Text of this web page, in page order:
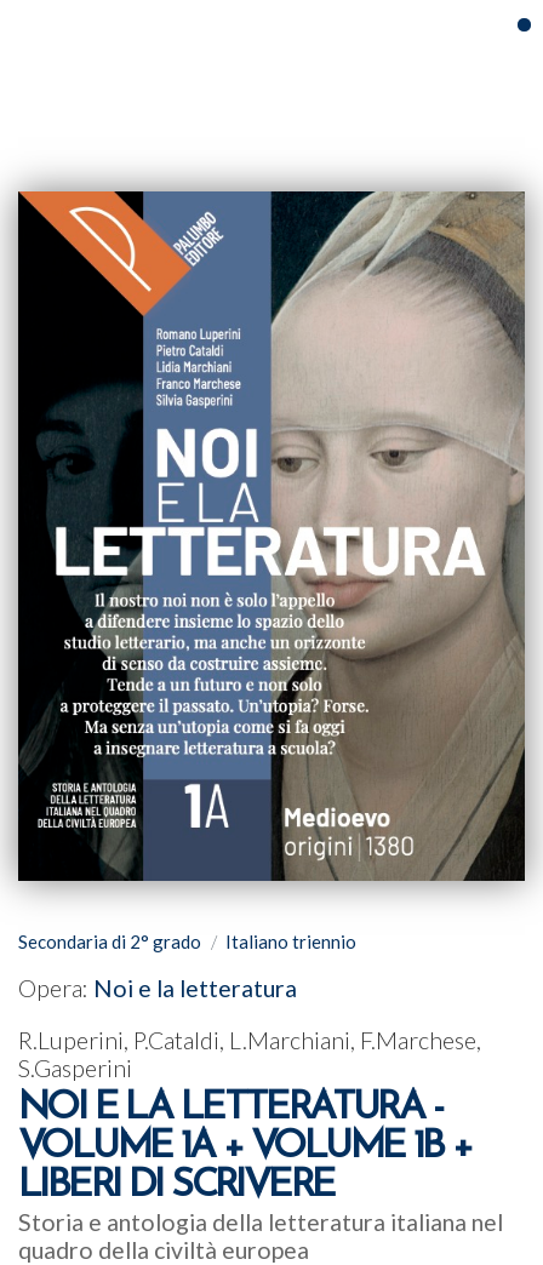
Secondaria di 2° grado Italiano triennio
Opera: Noi e la letteratura
R.Luperini, P.Cataldi, L.Marchiani, F.Marchese,
S.Gasperini
NOI E LA LETTERATURA -
VOLUME 1A + VOLUME 1B +
LIBERI DI SCRIVERE
Storia e antologia della letteratura italiana nel
quadro della civiltà europea